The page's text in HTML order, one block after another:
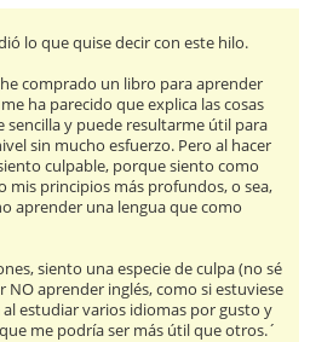
lo que quise decir con este hilo.
comprado un libro para aprender
ha parecido que explica las cosas
sencilla y puede resultarme útil para
sin mucho esfuerzo. Pero al hacer
culpable, porque siento como
mis principios más profundos, o sea,
aprender una lengua que como
siento una especie de culpa (no sé
NO aprender inglés, como si estuviese
estudiar varios idiomas por gusto y
me podría ser más útil que otros.´